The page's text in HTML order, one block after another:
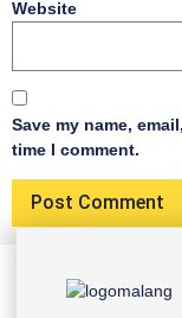
Website
Save my name,
time I comment.